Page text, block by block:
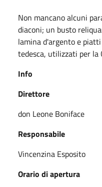
Non mancano alcuni
diaconi; un busto
lamina d'argento e
tedesca, utilizzati per
Info
Direttore
don Leone Boniface
Responsabile
Vincenzina Esposito
Orario di apertura